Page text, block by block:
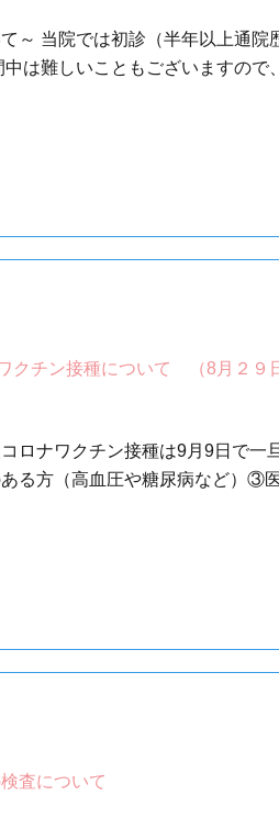
～ 当院では初診（半年以上通
は難しいこともございますの
クチン接種について （8月２９
ロナワクチン接種は9月9日で
る方（高血圧や糖尿病など）③
査について